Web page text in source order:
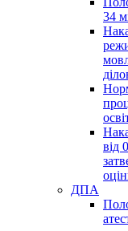
34
від
ДПА